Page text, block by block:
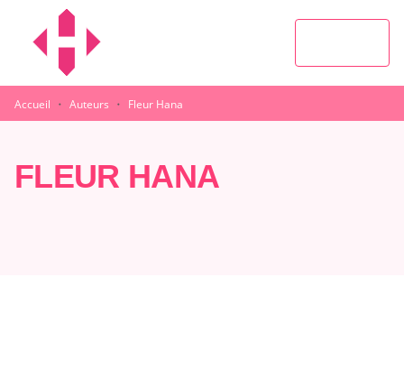
MENU
Accueil · Auteurs · Fleur Hana
FLEUR HANA